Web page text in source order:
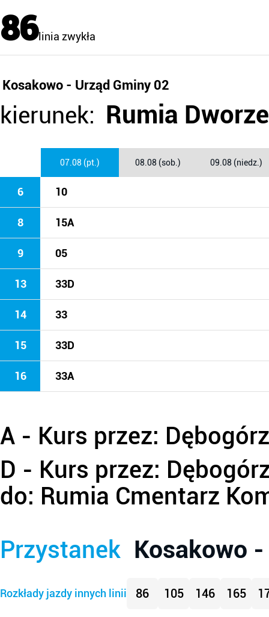
86linia zwykła
Kosakowo - Urząd Gminy 02
kierunek: Rumia
07.08 (pt.) 08.08 (sob.) 09.08 (niedz.)
6 10
8 15A
9 05
13 33D
14 33
15 33D
16 33A
A - Kurs przez:
D - Kurs przez:
do: Rumia Cmentarz
Przystanek Kosakowo
Rozkłady jazdy innych linii 86 105 146 165